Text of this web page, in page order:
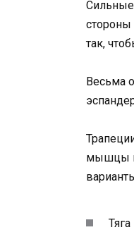
стороны
так,
Весьма
мышцы